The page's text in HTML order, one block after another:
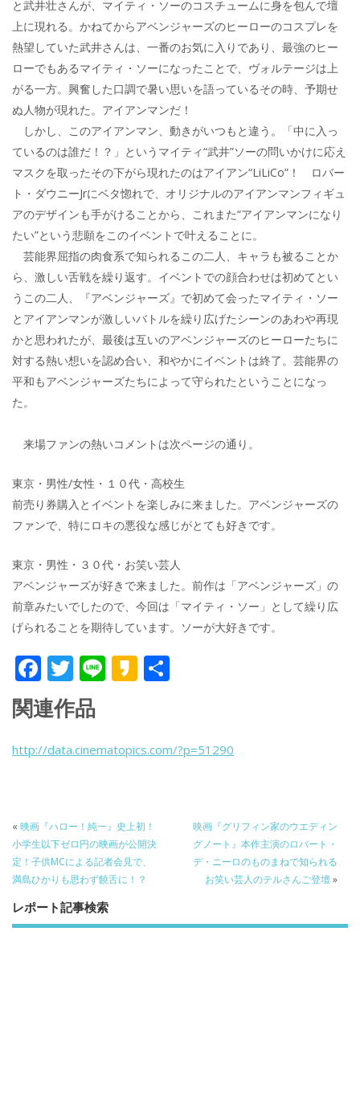
と武井壮さんが、マイティ・ソーのコスチュームに身を包んで壇
上に現れる。かねてからアベンジャーズのヒーローのコスプレを
熱望していた武井さんは、一番のお気に入りであり、最強のヒー
ローでもあるマイティ・ソーになったことで、ヴォルテージは上
がる一方。興奮した口調で暑い思いを語っているその時、予期せ
ぬ人物が現れた。アイアンマンだ！
しかし、このアイアンマン、動きがいつもと違う。「中に入っ
ているのは誰だ！？」というマイティ“武井”ソーの問いかけに応え
マスクを取ったその下がら現れたのはアイアン“LiLiCo”！ ロバー
ト・ダウニーJrにベタ惚れで、オリジナルのアイアンマンフィギュ
アのデザインも手がけることから、これまた“アイアンマンになり
たい”という悲願をこのイベントで叶えることに。
芸能界屈指の肉食系で知られるこの二人、キャラも被ることか
ら、激しい舌戦を繰り返す。イベントでの顔合わせは初めてとい
うこの二人、『アベンジャーズ』で初めて会ったマイティ・ソー
とアイアンマンが激しいバトルを繰り広げたシーンのあわや再現
かと思われたが、最後は互いのアベンジャーズのヒーローたちに
対する熱い想いを認め合い、和やかにイベントは終了。芸能界の
平和もアベンジャーズたちによって守られたということになっ
た。
来場ファンの熱いコメントは次ページの通り。
東京・男性/女性・１０代・高校生
前売り券購入とイベントを楽しみに来ました。アベンジャーズの
ファンで、特にロキの悪役な感じがとても好きです。
東京・男性・３０代・お笑い芸人
アベンジャーズが好きで来ました。前作は「アベンジャーズ」の
前章みたいでしたので、今回は「マイティ・ソー」として繰り広
げられることを期待しています。ソーが大好きです。
F
ac
e
b
k
T
w
itt
er
Li K
a
関連作品
http://data.cinematopics.com/?p=51290
« 映画『ハロー！純一』史上初！
小学生以下ゼロ円の映画が公開決
定！子供MCによる記者会見で、
満島ひかりも思わず饒舌に！？
映画『グリフィン家のウエディン
グノート』本作主演のロバート・
デ・ニーロのものまねで知られる
お笑い芸人のテルさんご登壇 »
レポート記事検索